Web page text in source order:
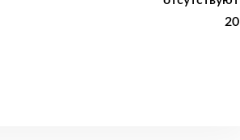
20